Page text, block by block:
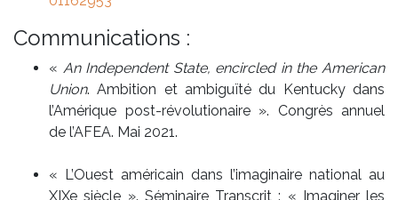
Communications :
« An Independent State, encircled in the American
Union. Ambition et ambiguïté du Kentucky dans
l’Amérique post-révolutionaire ». Congrès annuel
de l’AFEA. Mai 2021.
« L’Ouest américain dans l’imaginaire national au
XIXe siècle ». Séminaire Transcrit : « Imaginer les